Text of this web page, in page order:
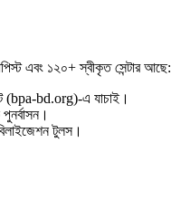
এবং ১২০+ স্বীকৃত সেন্টার আছে:
(bpa-bd.org)-এ যাচাই।
টুলস।